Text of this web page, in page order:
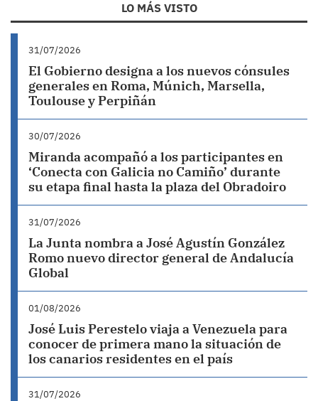
LO MÁS VISTO
31/07/2026
El Gobierno designa a los nuevos cónsules
generales en Roma, Múnich, Marsella,
Toulouse y Perpiñán
30/07/2026
Miranda acompañó a los participantes en
‘Conecta con Galicia no Camiño’ durante
su etapa final hasta la plaza del Obradoiro
31/07/2026
La Junta nombra a José Agustín González
Romo nuevo director general de Andalucía
Global
01/08/2026
José Luis Perestelo viaja a Venezuela para
conocer de primera mano la situación de
los canarios residentes en el país
31/07/2026